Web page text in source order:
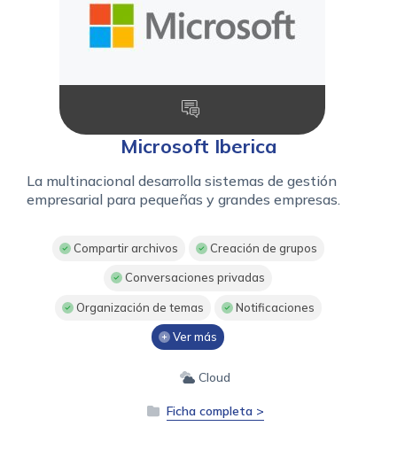
Microsoft Iberica
La multinacional desarrolla sistemas de gestión
empresarial para pequeñas y grandes empresas.
Compartir archivos Creación de grupos
Conversaciones privadas
Organización de temas Notificaciones
Ver más
Cloud
Ficha completa >